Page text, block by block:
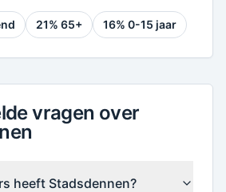
21% 65+ 16% 0-15 jaar
vragen over
heeft Stadsdennen?